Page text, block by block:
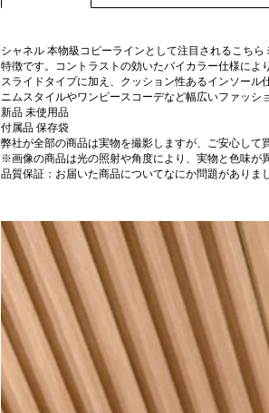
シャネル 本物級コピーラインとして注目されるこち
特徴です。コントラストの効いたバイカラー仕様に
スライドタイプに加え、クッション性あるインソー
ニムスタイルやワンピースコーデなど幅広いファッシ
新品 未使用品
付属品 保存袋
弊社が全部の商品は実物を撮影しますが、ご安心して
※画像の商品は光の照射や角度により、実物と色味が
品質保証：お届いた商品についてなにか問題がありま